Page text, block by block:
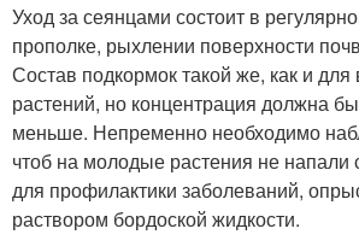
Уход за сеянцами состоит в
прополке, рыхлении поверхности
Состав подкормок такой же, как и для
растений, но концентрация должна
меньше. Непременно необходимо
чтоб на молодые растения не
для профилактики заболеваний,
раствором бордоской жидкости.